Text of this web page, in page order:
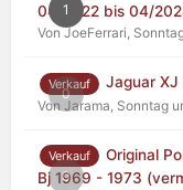
1
04/2022 bis 04/
Von JoeFerrari,
0
Verkauf Jaguar XJ
Von Jarama, Sonntag
0
Verkauf
Original
Bj 1969 - 1973